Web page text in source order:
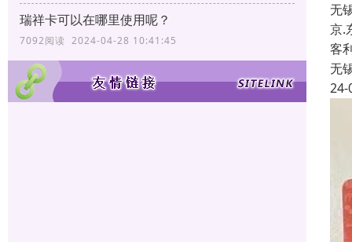
瑞祥卡可以在哪里使用呢？
7092阅读 2024-04-28 10:41:45
无
京.
客
无
24-